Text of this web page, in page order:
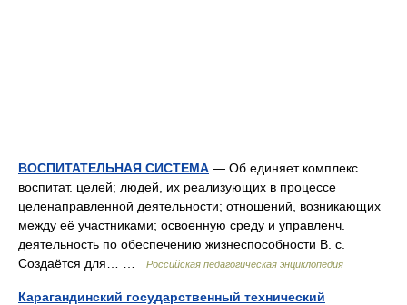
ВОСПИТАТЕЛЬНАЯ СИСТЕМА — Об единяет комплекс
воспитат. целей; людей, их реализующих в процессе
целенаправленной деятельности; отношений, возникающих
между её участниками; освоенную среду и управленч.
деятельность по обеспечению жизнеспособности B. c.
Создаётся для… …
Российская педагогическая энциклопедия
Карагандинский государственный технический